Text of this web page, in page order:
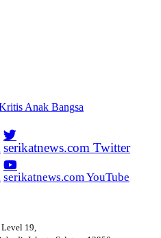
serikatnews.com Twitter
serikatnews.com YouTube
19,